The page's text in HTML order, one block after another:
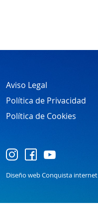
Aviso Legal
Política de Privacidad
Política de Cookies
Diseño web Conquista internet